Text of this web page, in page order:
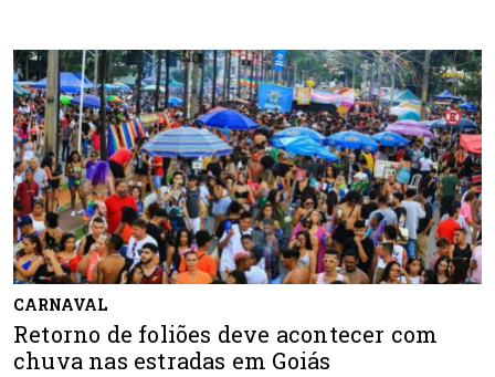
CARNAVAL
Retorno de foliões deve acontecer com
chuva nas estradas em Goiás